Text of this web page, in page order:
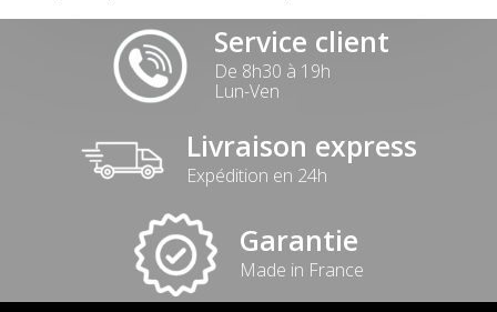
Service client
De 8h30 à 19h
Lun-Ven
Livraison express
Expédition en 24h
Garantie
Made in France